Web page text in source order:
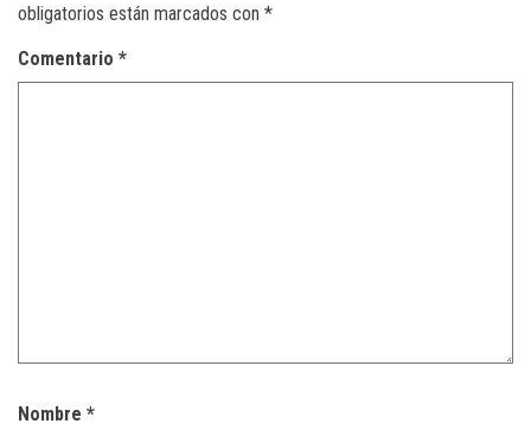
obligatorios están marcados con *
Comentario *
Nombre *